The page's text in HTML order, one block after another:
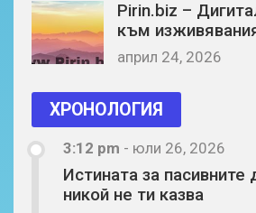
Pirin.biz –
към
април 24, 2026
ХРОНОЛОГИЯ
3:12 pm - юли 26, 2026
Истината за пасивните
никой не ти казва